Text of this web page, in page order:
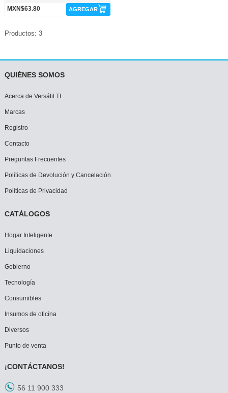
MXN$63.80
AGREGAR
Productos: 3
QUIÉNES SOMOS
Acerca de Versátil TI
Marcas
Registro
Contacto
Preguntas Frecuentes
Políticas de Devolución y Cancelación
Políticas de Privacidad
CATÁLOGOS
Hogar Inteligente
Liquidaciones
Gobierno
Tecnología
Consumibles
Insumos de oficina
Diversos
Punto de venta
¡CONTÁCTANOS!
56 11 900 333